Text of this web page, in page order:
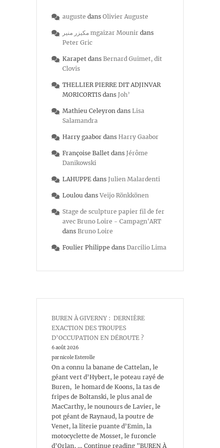
auguste dans Olivier Auguste
مكيزر منير mgaizar Mounir dans
Peter Gric
Karapet dans Bernard Guimet, dit
Clovis
THELLIER PIERRE DIT ADJINVAR
MORICORTIS dans Joh’
Mathieu Celeyron dans Lisa
Salamandra
Harry gaabor dans Harry Gaabor
Françoise Ballet dans Jérôme
Danikowski
LAHUPPE dans Julien Malardenti
Loulou dans Veijo Rönkkönen
Stage de sculpture papier fil de fer
avec Bruno Loire - Campagn'ART
dans Bruno Loire
Foulier Philippe dans Darcilio Lima
BUREN À GIVERNY : DERNIÈRE
EXACTION DES TROUPES
D’OCCUPATION EN DÉROUTE ?
6 août 2026
par nicole Esterolle
On a connu la banane de Cattelan, le
géant vert d’Hybert, le poteau rayé de
Buren, le homard de Koons, la tas de
fripes de Boltanski, le plus anal de
MacCarthy, le nounours de Lavier, le
pot géant de Raynaud, la poutre de
Venet, la literie puante d’Emin, la
motocyclette de Mosset, le furoncle
d’Orlan, … Continue reading "BUREN À